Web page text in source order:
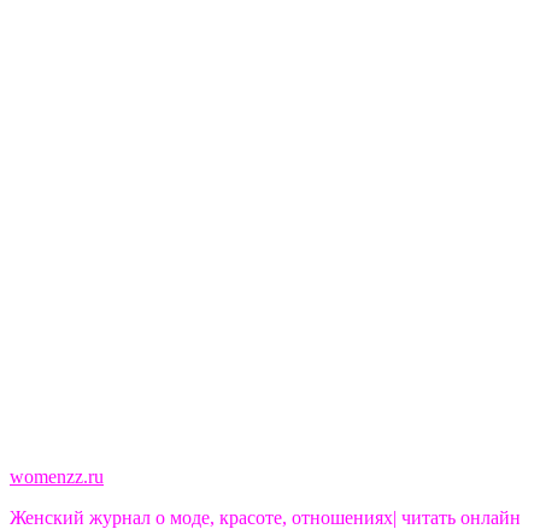
womenzz.ru
Женский журнал о моде, красоте, отношениях| читать онлайн